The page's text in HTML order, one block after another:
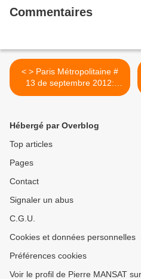
Commentaires
< > Paris Métropolitaine #
13 de septembre 2012:
Fabriquons ensemble le
Hébergé par Overblog
Top articles
Pages
Contact
Signaler un abus
C.G.U.
Cookies et données personnelles
Préférences cookies
Voir le profil de Pierre MANSAT